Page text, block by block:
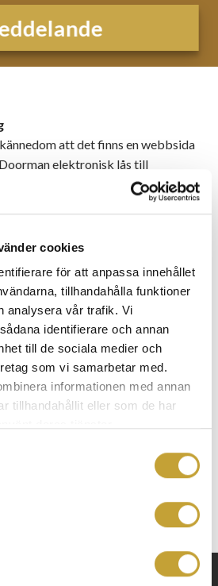
cookies
för att anpassa innehållet
tillhandahålla funktioner
analysera vår trafik. Vi
identifierare och annan
till de sociala medier och
som vi samarbetar med.
informationen med annan
tillhandahållit eller som de har
att det finns en webbsida
elektronisk lås till
kallar sig
Doormanbutiken.
Stora Badhusgatan 32 i
säljande bolag.
webbsida eller webbshop att
ansvara för vad som händer om ni
där, eller vad som händer när
till ert Shopify.com konto
beställning via denna butik